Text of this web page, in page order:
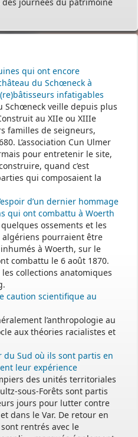
qui ont encore
du Schœneck à
infatigables
Schœneck veille depuis plus
au XIIe ou XIIIe
familles de seigneurs,
L’association Cun Ulmer
pour entretenir le site,
quand c’est
qui composaient la
d’un dernier hommage
qui ont combattu à Woerth
ossements et les
pourraient être
à Woerth, sur le
combattu le 6 août 1870.
collections anatomiques
caution scientifique au
l’anthropologie au
aux théories racialistes et
du Sud où ils sont partis en
leur expérience
des unités territoriales
sous-Forêts sont partis
jours pour lutter contre
dans le Var. De retour en
rentrés avec le